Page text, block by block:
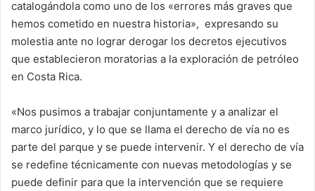
catalogándola como uno de los «errores más graves que
hemos cometido en nuestra historia», expresando su
molestia ante no lograr derogar los decretos ejecutivos
que establecieron moratorias a la exploración de petróleo
en Costa Rica.
«Nos pusimos a trabajar conjuntamente y a analizar el
marco jurídico, y lo que se llama el derecho de vía no es
parte del parque y se puede intervenir. Y el derecho de vía
se redefine técnicamente con nuevas metodologías y se
puede definir para que la intervención que se requiere